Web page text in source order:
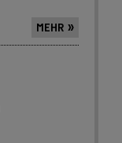
MEHR »